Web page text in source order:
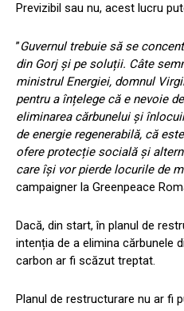
Previzibil sau nu, acest lucru
”Guvernul trebuie să se
din Gorj și pe soluții. Câte
ministrul Energiei, domnul
pentru a înțelege că e nevoie
eliminarea cărbunelui și
de energie regenerabilă, că
ofere protecție socială și
care își vor pierde locurile de
campaigner la Greenpeace
Dacă, din start, în planul de
intenția de a elimina cărbunele
carbon ar fi scăzut treptat.
Planul de restructurare nu ar fi